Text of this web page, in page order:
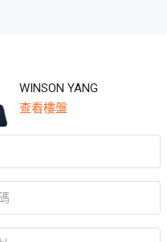
WINSON YANG
查看樓盤